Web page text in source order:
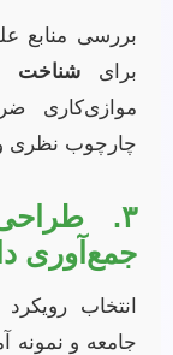
بررسی منابع
برای شناخت
موازی‌کاری
چارچوب نظری
۳.
جمع‌آوری
انتخاب
جامعه و نمونه